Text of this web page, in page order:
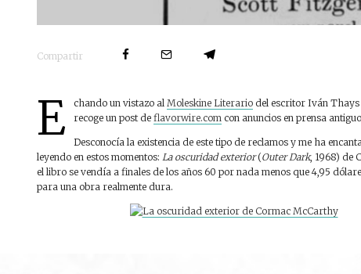
Compartir
E chando un vistazo al Moleskine Literario del escritor Iván Thays
recoge un post de flavorwire.com con anuncios en prensa
Desconocía la existencia de este tipo de reclamos y me ha
leyendo en estos momentos: La oscuridad exterior(Outer Dark, 1968) de
el libro se vendía a finales de los años 60 por nada menos que 4,95
para una obra realmente dura.